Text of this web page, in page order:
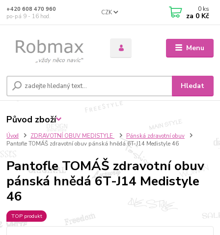
Menu
CZK
Hledat
+420 608 470 960
po-pá 9 - 16 hod.
0 ks
za 0 Kč
Úvod ZDRAVOTNÍ OBUV MEDISTYLE
Pánská zdravotní obuv
Pantofle TOMÁŠ zdravotní obuv pánská hnědá 6T-J14 Medistyle 46
Pantofle TOMÁŠ zdravotní obuv
pánská hnědá 6T-J14 Medistyle
46
TOP produkt
Původ zboží